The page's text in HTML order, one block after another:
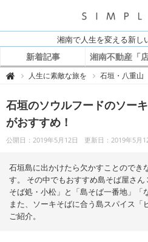
湘南で人生を変える新し
新着記事 湘南不動産「

L
E
湘
南
人生に素敵な旅を 石垣・八重山
石垣のソウルフードのソー
がおすすめ！
公開日：2019年5月12日 更新日：2019年5月
石垣島に出かけたら欠かすことのでき
す。 その中でもおすすめ島そば屋さ
そば処・小松」と「島そば一番地」「
また、ソーキそばに合う島スパイス「
ご紹介。